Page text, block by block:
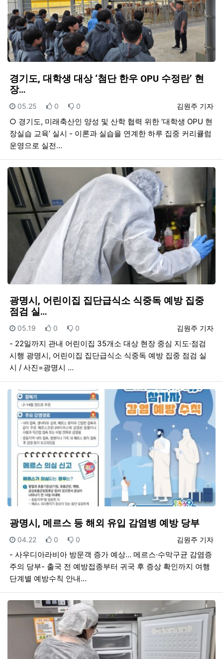
경기도, 대학생 대상 ‘첨단 한우 OPU 수정란’ 현
장…
등록자
김원주 기자
등록일
05.25 추천
0 비추천
0
○ 경기도, 미래축산인 양성 및 산학 협력 위한 ‘대학생 OPU 현
장실습 교육’ 실시 - 이론과 실습을 연계한 하루 집중 커리큘럼
운영으로 실전…
광명시, 어린이집 집단급식소 식중독 예방 집중
점검 실…
등록자
김원주 기자
등록일
05.19 추천
0 비추천
0
- 22일까지 관내 어린이집 35개소 대상 현장 중심 지도·점검
시행 광명시, 어린이집 집단급식소 식중독 예방 집중 점검 실
시 / 사진=광명시 …
광명시, 메르스 등 해외 유입 감염병 예방 당부
등록자
김원주 기자
등록일
04.22 추천
0 비추천
0
- 사우디아라비아 방문객 증가 예상… 메르스·수막구균 감염증
주의 당부- 출국 전 예방접종부터 귀국 후 증상 확인까지 여행
단계별 예방수칙 안내…